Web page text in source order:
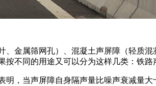
金属筛网孔）、混凝土声屏障（轻质
不同的用途又可以分为这样几类：铁
，当声屏障自身隔声量比噪声衰减量